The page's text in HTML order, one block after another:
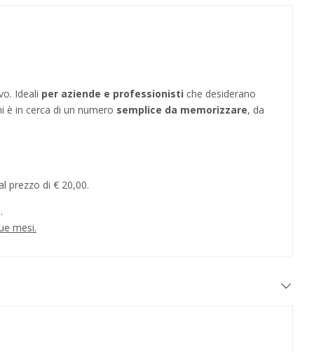
Ideali per aziende e professionisti che desiderano
è in cerca di un numero semplice da memorizzare, da
prezzo di € 20,00.
mesi.